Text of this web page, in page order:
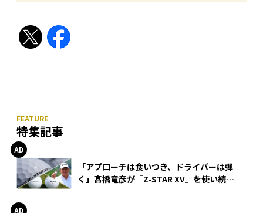
特集記事
「アプローチは食いつき、ドライバーは弾
く」髙橋竜彦が『Z-STAR XV』を使い続け